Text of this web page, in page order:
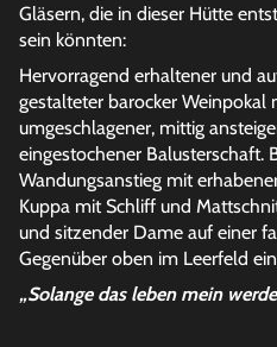
Gläsern, die in dieser Hütte
sein könnten:
Hervorragend erhaltener und
gestalteter barocker Weinpokal
umgeschlagener, mittig
eingestochener Balusterschaft.
Wandungsanstieg mit
Kuppa mit Schliff und
und sitzender Dame auf einer
Gegenüber oben im Leerfeld
„Solange das leben mein